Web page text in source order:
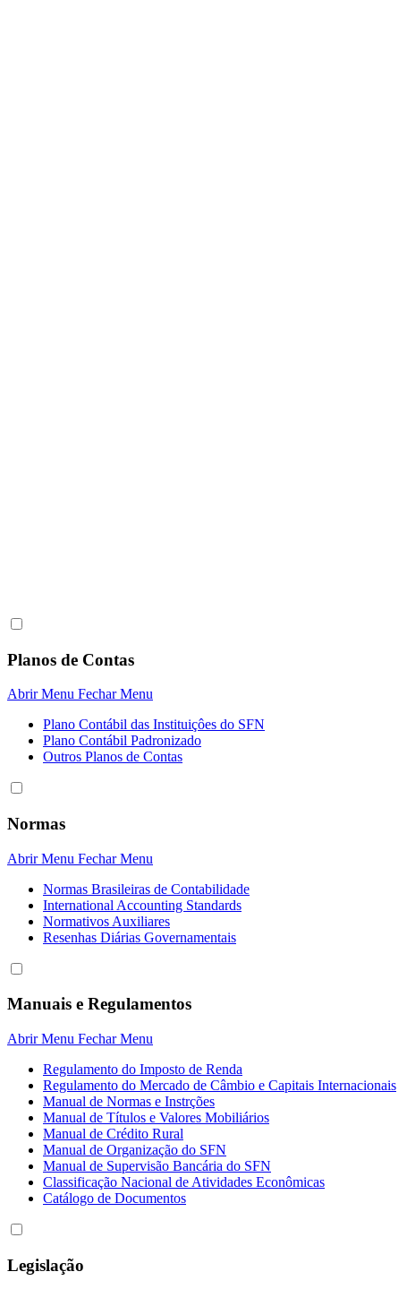
Planos de Contas
Abrir Menu Fechar Menu
Plano Contábil das Instituiçôes do SFN
Plano Contábil Padronizado
Outros Planos de Contas
Normas
Abrir Menu Fechar Menu
Normas Brasileiras de Contabilidade
International Accounting Standards
Normativos Auxiliares
Resenhas Diárias Governamentais
Manuais e Regulamentos
Abrir Menu Fechar Menu
Regulamento do Imposto de Renda
Regulamento do Mercado de Câmbio e Capitais Internacionais
Manual de Normas e Instrções
Manual de Títulos e Valores Mobiliários
Manual de Crédito Rural
Manual de Organização do SFN
Manual de Supervisão Bancária do SFN
Classificação Nacional de Atividades Econômicas
Catálogo de Documentos
Legislação